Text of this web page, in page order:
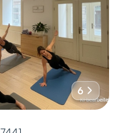
6